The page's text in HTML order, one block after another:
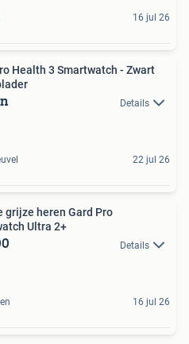
16 jul 26
Health 3 Smartwatch - Zwart
Details
22 jul 26
grijze heren Gard Pro
Ultra 2+
Details
16 jul 26